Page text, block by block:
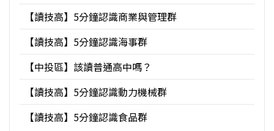
【讀技高】5分鐘認識商業與管理群
【讀技高】5分鐘認識海事群
【中投區】該讀普通高中嗎？
【讀技高】5分鐘認識動力機械群
【讀技高】5分鐘認識食品群